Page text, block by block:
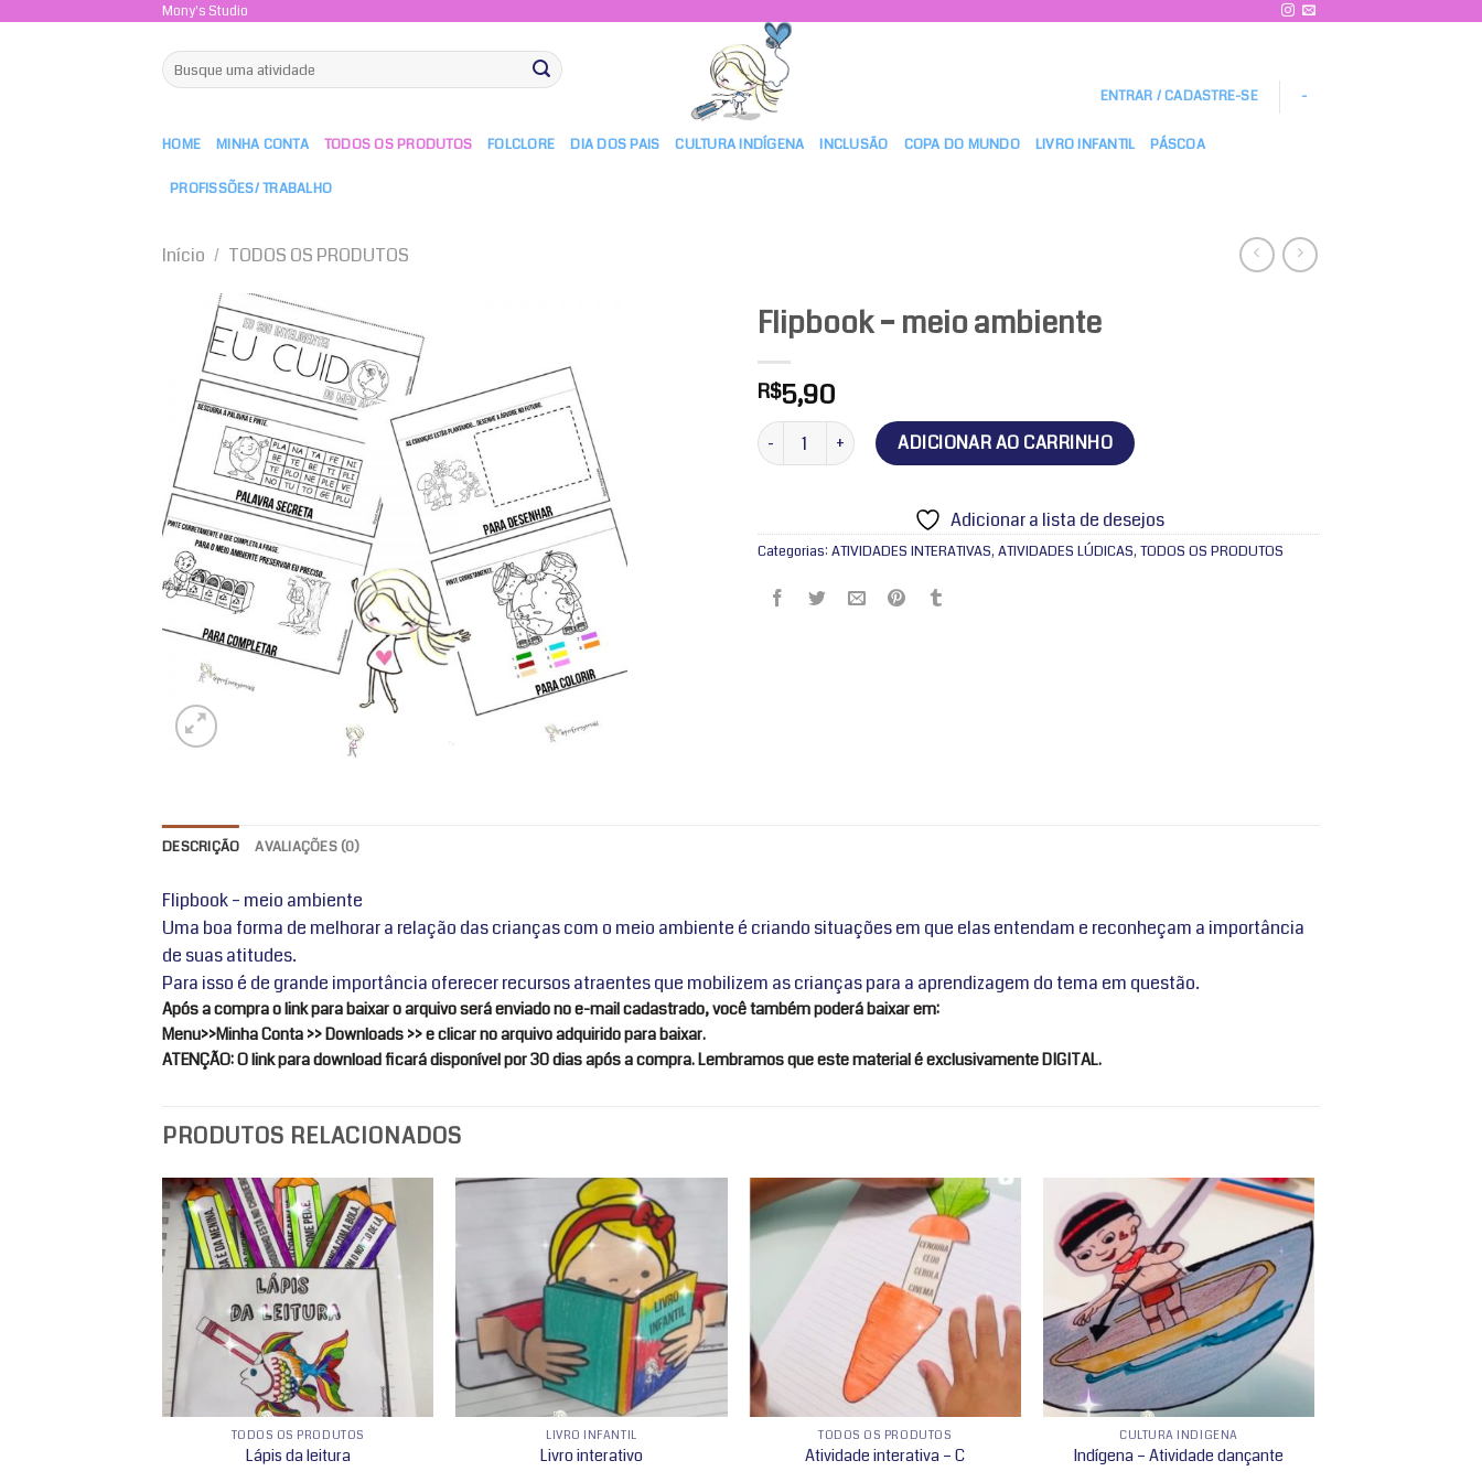
Mony's Studio
Pesquisar
por:
ENTRAR / CADASTRE-SE -
HOME MINHA CONTA TODOS OS PRODUTOS FOLCLORE DIA DOS PAIS CULTURA INDÍGENA INCLUSÃO COPA DO MUNDO LIVRO INFANTIL PÁSCOA
PROFISSÕES/ TRABALHO
Início / TODOS OS PRODUTOS
Adicionar
a lista de
desejos
Flipbook – meio ambiente
R$5,90
Flipbook - meio ambiente quantidade
ADICIONAR AO CARRINHO
Adicionar a lista de desejos
Categorias: ATIVIDADES INTERATIVAS, ATIVIDADES LÚDICAS, TODOS OS PRODUTOS
DESCRIÇÃO AVALIAÇÕES (0)
Flipbook – meio ambiente
Uma boa forma de melhorar a relação das crianças com o meio ambiente é criando situações em que elas entendam e reconheçam a importância
de suas atitudes.
Para isso é de grande importância oferecer recursos atraentes que mobilizem as crianças para a aprendizagem do tema em questão.
Após a compra o link para baixar o arquivo será enviado no e-mail cadastrado, você também poderá baixar em:
Menu>>Minha Conta >> Downloads >> e clicar no arquivo adquirido para baixar.
ATENÇÃO: O link para download ficará disponível por 30 dias após a compra. Lembramos que este material é exclusivamente DIGITAL.
PRODUTOS RELACIONADOS
Adicionar
a lista de
desejos
TODOS OS PRODUTOS
Lápis da leitura
Adicionar
a lista de
desejos
LIVRO INFANTIL
Livro interativo
a lista de
desejos
TODOS OS PRODUTOS
Atividade interativa – C
Adicionar
a lista de
desejos
CULTURA INDÍGENA
Indígena – Atividade dançante